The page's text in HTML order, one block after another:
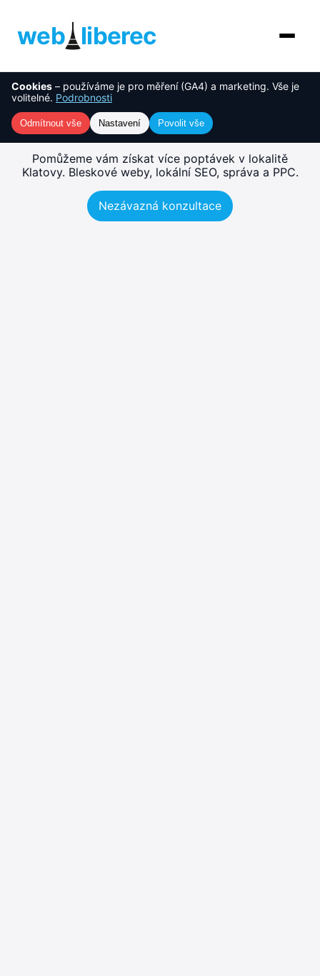
web liberec
O nás
Služby
NOVINKA
AI řešení
Cookies – používáme je pro měření (GA4) a marketing. Vše je
volitelné. Podrobnosti
Odmítnout vše Nastavení Povolit vše
Tvorba webu Klatovy –
rychlé, SEO-ready weby
Pomůžeme vám získat více poptávek v lokalitě
Klatovy. Bleskové weby, lokální SEO, správa a PPC.
Nezávazná konzultace